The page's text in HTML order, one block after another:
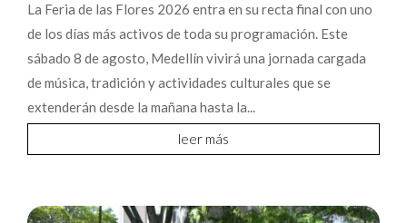
La Feria de las Flores 2026 entra en su recta final con uno
de los días más activos de toda su programación. Este
sábado 8 de agosto, Medellín vivirá una jornada cargada
de música, tradición y actividades culturales que se
extenderán desde la mañana hasta la...
leer más